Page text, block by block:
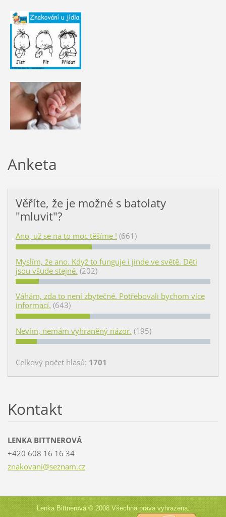
Anketa
Věříte, že je možné s batolaty
"mluvit"?
Ano, už se na to moc těšíme ! (661)
Myslím, že ano. Když to funguje i jinde ve světě. Děti
jsou všude stejné. (202)
Váhám, zda to není zbytečné. Potřebovali bychom více
informací. (643)
Nevím, nemám vyhraněný názor. (195)
Celkový počet hlasů: 1701
Kontakt
LENKA BITTNEROVÁ
+420 608 16 16 34
znakovani@seznam.cz
Lenka Bittnerová © 2008 Všechna práva vyhrazena.